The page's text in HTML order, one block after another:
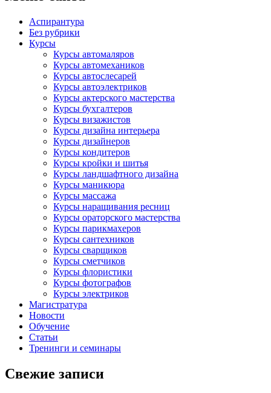
Аспирантура
Без рубрики
Курсы
Курсы автомаляров
Курсы автомехаников
Курсы автослесарей
Курсы автоэлектриков
Курсы актерского мастерства
Курсы бухгалтеров
Курсы визажистов
Курсы дизайна интерьера
Курсы дизайнеров
Курсы кондитеров
Курсы кройки и шитья
Курсы ландшафтного дизайна
Курсы маникюра
Курсы массажа
Курсы наращивания ресниц
Курсы ораторского мастерства
Курсы парикмахеров
Курсы сантехников
Курсы сварщиков
Курсы сметчиков
Курсы флористики
Курсы фотографов
Курсы электриков
Магистратура
Новости
Обучение
Статьи
Тренинги и семинары
Свежие записи